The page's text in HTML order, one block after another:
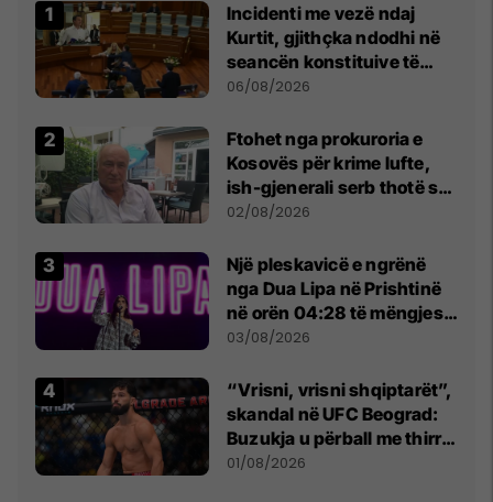
Incidenti me vezë ndaj
Kurtit, gjithçka ndodhi në
seancën konstituive të
Kuvendit
06/08/2026
Ftohet nga prokuroria e
Kosovës për krime lufte,
ish-gjenerali serb thotë se
dikush e tradhtoi në
02/08/2026
Një pleskavicë e ngrënë
nga Dua Lipa në Prishtinë
në orën 04:28 të mëngjesit
- dhe bota digjitale serbe
03/08/2026
“Vrisni, vrisni shqiptarët”,
skandal në UFC Beograd:
Buzukja u përball me thirrje
anti-shqiptare nga
01/08/2026